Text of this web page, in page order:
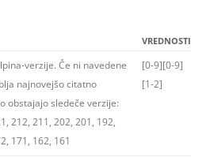
VREDNOSTI
verzije. Če ni navedene
najnovejšo citatno
obstajajo sledeče verzije:
212, 211, 202, 201, 192,
171, 162, 161
[0-9][0-9]
[1-2]